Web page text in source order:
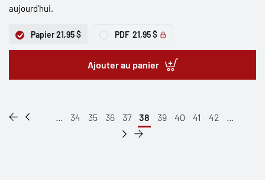
aujourd’hui.
Papier21,95 $ PDF 21,95 $
Ajouter au panier
... 34 35 36 37 38 39 40 41 42 ...